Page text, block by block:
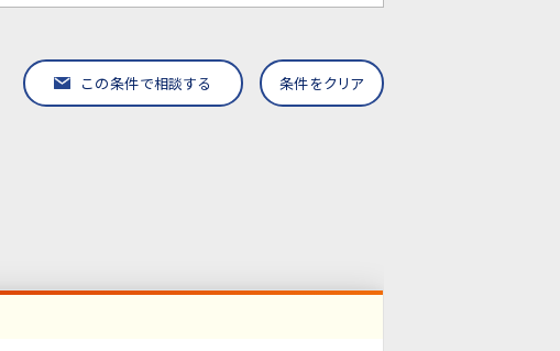
この条件で相談する 条件をクリア